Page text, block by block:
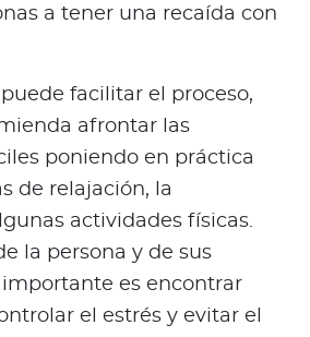
a tener una recaída con
facilitar el proceso,
afrontar las
poniendo en práctica
de relajación, la
actividades físicas.
la persona y de sus
importante es encontrar
el estrés y evitar el